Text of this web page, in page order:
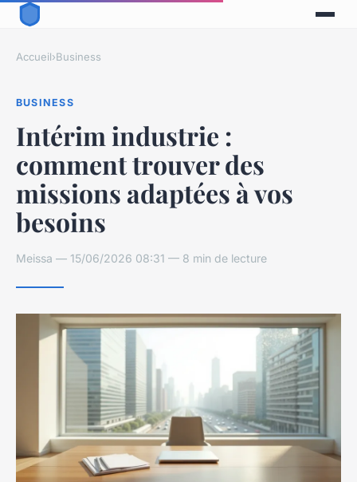
Accueil›Business
BUSINESS
Intérim industrie :
comment trouver des
missions adaptées à vos
besoins
Meissa — 15/06/2026 08:31 — 8 min de lecture